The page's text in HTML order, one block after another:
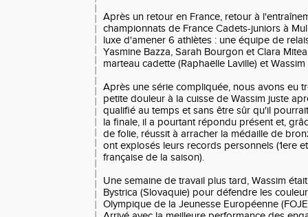
Après un retour en France, retour à
championnats de France Cadets-juniors à
luxe d'amener 6 athlètes : une équipe de
Yasmine Bazza, Sarah Bourgon et Clara
marteau cadette (Raphaëlle Laville) et
Après une série compliquée, nous avons eu
petite douleur à la cuisse de Wassim juste
qualifié au temps et sans être sûr qu'il
la finale, il a pourtant répondu présent et,
de folie, réussit à arracher la médaille de
ont explosés leurs records personnels (1ere
française de la saison).
Une semaine de travail plus tard, Wassim
Bystrica (Slovaquie) pour défendre les
Olympique de la Jeunesse Européenne